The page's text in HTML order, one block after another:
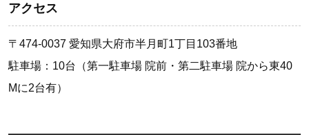
アクセス
〒474-0037 愛知県大府市半月町1丁目103番地
駐車場：10台（第一駐車場 院前・第二駐車場 院から東40
Mに2台有）